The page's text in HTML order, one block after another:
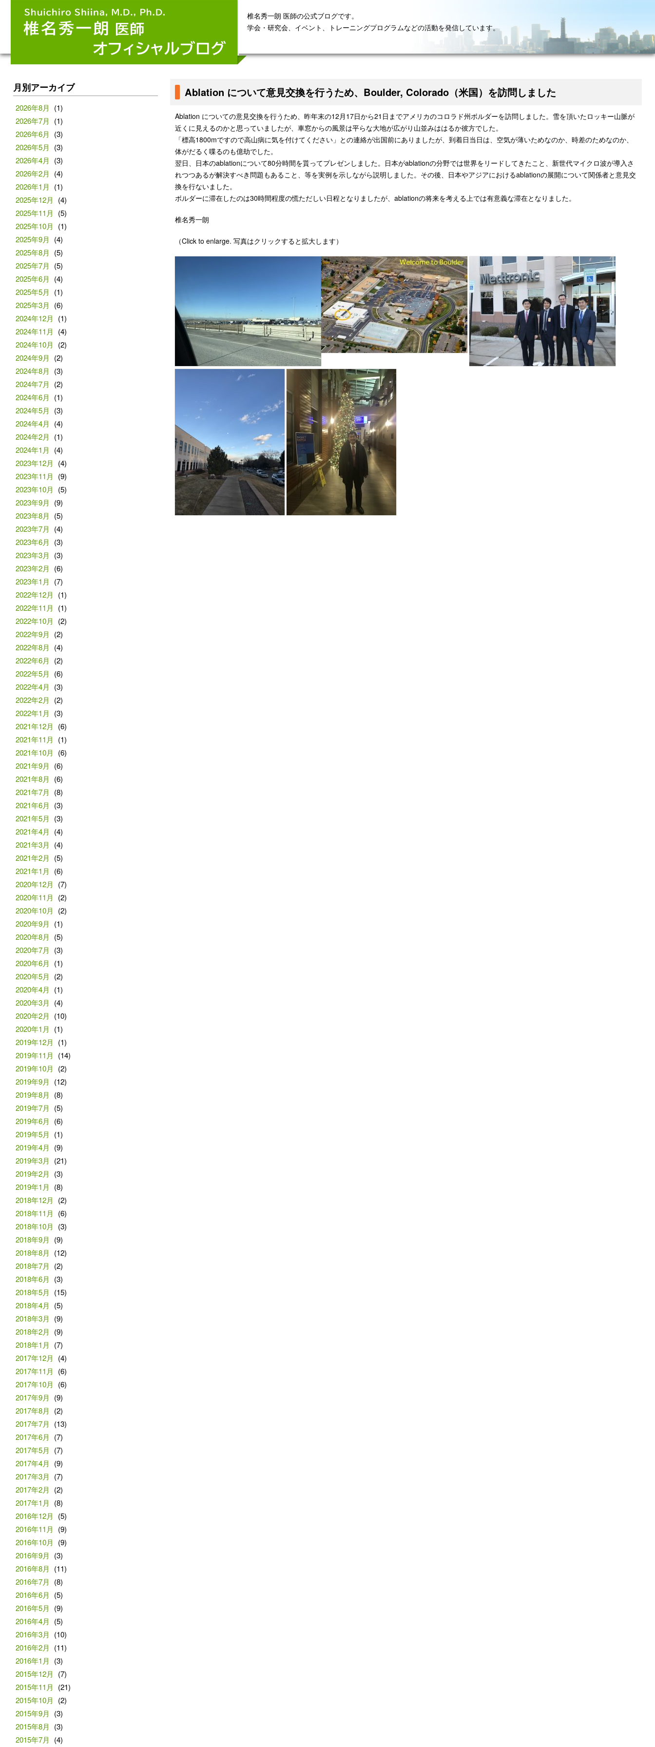
椎名秀一朗 医師の公式ブログです。
学会・研究会、イベント、トレーニングプログラムなどの活動を発信しています。
Ablation について意見交換を行うため、Boulder, Colorado（米国）を訪問しました
Ablation についての意見交換を行うため、昨年末の12月17日から21日までアメリカのコロラド州ボルダーを訪問しました。雪を頂いたロッキー山脈が
近くに見えるのかと思っていましたが、車窓からの風景は平らな大地が広がり山並みははるか彼方でした。
「標高1800mですので高山病に気を付けてください」との連絡が出国前にありましたが、到着日当日は、空気が薄いためなのか、時差のためなのか、
体がだるく喋るのも億劫でした。
翌日、日本のablationについて80分時間を貰ってプレゼンしました。日本がablationの分野では世界をリードしてきたこと、新世代マイクロ波が導入さ
れつつあるが解決すべき問題もあること、等を実例を示しながら説明しました。その後、日本やアジアにおけるablationの展開について関係者と意見交
換を行ないました。
ボルダーに滞在したのは30時間程度の慌ただしい日程となりましたが、ablationの将来を考える上では有意義な滞在となりました。
椎名秀一朗
（Click to enlarge. 写真はクリックすると拡大します）
月別アーカイブ
2026年8月
(1)
2026年7月
(1)
2026年6月
(3)
2026年5月
(3)
2026年4月
(3)
2026年2月
(4)
2026年1月
(1)
2025年12月
(4)
2025年11月
(5)
2025年10月
(1)
2025年9月
(4)
2025年8月
(5)
2025年7月
(5)
2025年6月
(4)
2025年5月
(1)
2025年3月
(6)
2024年12月
(1)
2024年11月
(4)
2024年10月
(2)
2024年9月
(2)
2024年8月
(3)
2024年7月
(2)
2024年6月
(1)
2024年5月
(3)
2024年4月
(4)
2024年2月
(1)
2024年1月
(4)
2023年12月
(4)
2023年11月
(9)
2023年10月
(5)
2023年9月
(9)
2023年8月
(5)
2023年7月
(4)
2023年6月
(3)
2023年3月
(3)
2023年2月
(6)
2023年1月
(7)
2022年12月
(1)
2022年11月
(1)
2022年10月
(2)
2022年9月
(2)
2022年8月
(4)
2022年6月
(2)
2022年5月
(6)
2022年4月
(3)
2022年2月
(2)
2022年1月
(3)
2021年12月
(6)
2021年11月
(1)
2021年10月
(6)
2021年9月
(6)
2021年8月
(6)
2021年7月
(8)
2021年6月
(3)
2021年5月
(3)
2021年4月
(4)
2021年3月
(4)
2021年2月
(5)
2021年1月
(6)
2020年12月
(7)
2020年11月
(2)
2020年10月
(2)
2020年9月
(1)
2020年8月
(5)
2020年7月
(3)
2020年6月
(1)
2020年5月
(2)
2020年4月
(1)
2020年3月
(4)
2020年2月
(10)
2020年1月
(1)
2019年12月
(1)
2019年11月
(14)
2019年10月
(2)
2019年9月
(12)
2019年8月
(8)
2019年7月
(5)
2019年6月
(6)
2019年5月
(1)
2019年4月
(9)
2019年3月
(21)
2019年2月
(3)
2019年1月
(8)
2018年12月
(2)
2018年11月
(6)
2018年10月
(3)
2018年9月
(9)
2018年8月
(12)
2018年7月
(2)
2018年6月
(3)
2018年5月
(15)
2018年4月
(5)
2018年3月
(9)
2018年2月
(9)
2018年1月
(7)
2017年12月
(4)
2017年11月
(6)
2017年10月
(6)
2017年9月
(9)
2017年8月
(2)
2017年7月
(13)
2017年6月
(7)
2017年5月
(7)
2017年4月
(9)
2017年3月
(7)
2017年2月
(2)
2017年1月
(8)
2016年12月
(5)
2016年11月
(9)
2016年10月
(9)
2016年9月
(3)
2016年8月
(11)
2016年7月
(8)
2016年6月
(5)
2016年5月
(9)
2016年4月
(5)
2016年3月
(10)
2016年2月
(11)
2016年1月
(3)
2015年12月
(7)
2015年11月
(21)
2015年10月
(2)
2015年9月
(3)
2015年8月
(3)
2015年7月
(4)